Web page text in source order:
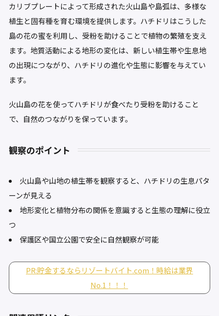
カリブプレートによって形成された火山島や島弧は、多様な
植生と固有種を育む環境を提供します。ハチドリはこうした
島の花の蜜を利用し、受粉を助けることで植物の繁殖を支え
ます。地質活動による地形の変化は、新しい植生帯や生息地
の出現につながり、ハチドリの進化や生態に影響を与えてい
ます。
火山島の花を使ってハチドリが食べたり受粉を助けること
で、自然のつながりを保っています。
観察のポイント
火山島や山地の植生帯を観察すると、ハチドリの生息パタ
ーンが見える
地形変化と植物分布の関係を意識すると生態の理解に役立
つ
保護区や国立公園で安全に自然観察が可能
PR:貯金するならリゾートバイト.com！時給は業界
No.1！！！